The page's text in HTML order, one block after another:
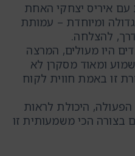
עם איריס יצחקי האחת
גדולה ומיוחדת – עמותת
להצלחה.
היו מעולים, המרצה
ומאוד מסקרן לא
זו באמת חווית לקוח
היכולת לראות
בצורה הכי משמעותית זו